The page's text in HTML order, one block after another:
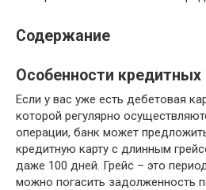
Содержание
Особенности кредитных
Если у вас уже есть дебетовая
которой регулярно
операции, банк может
кредитную карту с длинным
даже 100 дней. Грейс – это
можно погасить задолженность